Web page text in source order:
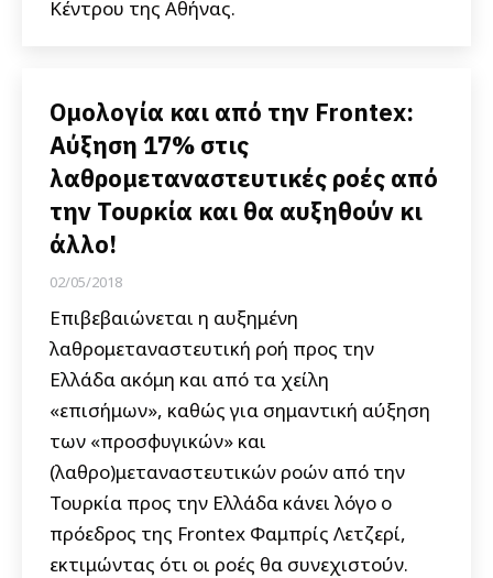
Κέντρου της Αθήνας.
Ομολογία και από την Frontex:
Αύξηση 17% στις
λαθρομεταναστευτικές ροές από
την Τουρκία και θα αυξηθούν κι
άλλο!
02/05/2018
Επιβεβαιώνεται η αυξημένη
λαθρομεταναστευτική ροή προς την
Ελλάδα ακόμη και από τα χείλη
«επισήμων», καθώς για σημαντική αύξηση
των «προσφυγικών» και
(λαθρο)μεταναστευτικών ροών από την
Τουρκία προς την Ελλάδα κάνει λόγο ο
πρόεδρος της Frontex Φαμπρίς Λετζερί,
εκτιμώντας ότι οι ροές θα συνεχιστούν.